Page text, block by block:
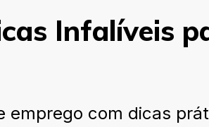
Infalíveis
com dicas